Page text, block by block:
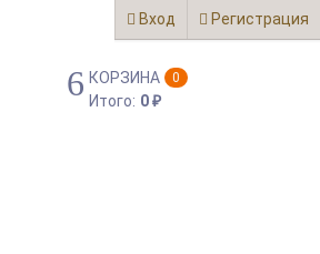
Вход Регистрация
КОРЗИНА 0
Итого: 0₽